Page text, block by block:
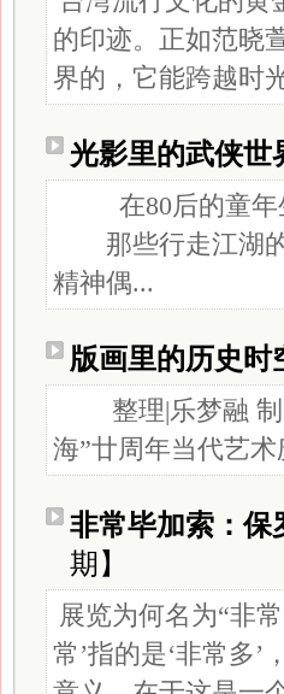
的印迹。正如范晓
界的，它能跨越时
光影里的武侠世
在80后的童年
那些行走江湖的
精神偶...
版画里的历史时
整理|乐梦融 制
海”廿周年当代艺
非常毕加索：保
期】
展览为何名为“非
常’指的是‘非常多